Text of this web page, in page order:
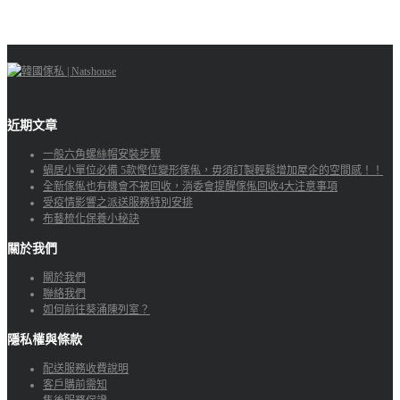
近期文章
一般六角螺絲帽安裝步驟
蝸居小單位必備 5款慳位變形傢俬，毋須訂製輕鬆增加屋企的空間感！！
全新傢俬也有機會不被回收，消委會提醒傢俬回收4大注意事項
受疫情影響之派送服務特別安排
布藝梳化保養小秘訣
關於我們
關於我們
聯絡我們
如何前往葵涌陳列室？
隱私權與條款
配送服務收費說明
客戶購前需知